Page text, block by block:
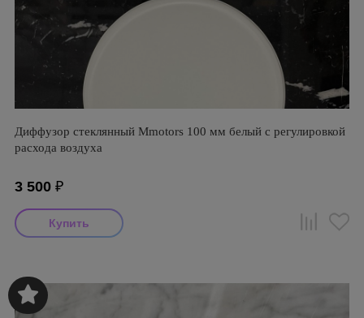
Диффузор стеклянный Mmotors 100 мм белый с регулировкой
расхода воздуха
3 500 ₽